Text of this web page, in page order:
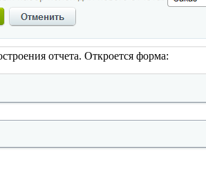
отчета. Откроется форма: